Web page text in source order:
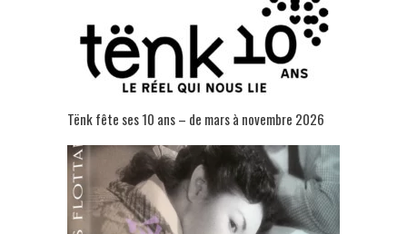
Tënk fête ses 10 ans – de mars à novembre 2026